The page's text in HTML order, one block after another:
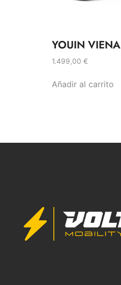
YOUIN VIENA
1.499,00 €
Añadir al carrito